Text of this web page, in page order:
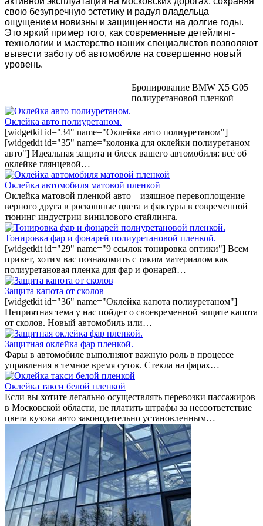
свою безупречную эстетику и радуя владельца
ощущением новизны и защищенности на долгие годы.
Это яркий пример того, как современные детейлинг-
технологии и мастерство наших специалистов позволяют
вывести заботу об автомобиле на совершенно новый
уровень.
Бронирование BMW X5 G05
полиуретановой пленкой
Оклейка авто полиуретаном.
[widgetkit id="34" name="Оклейка авто полиуретаном"]
[widgetkit id="35" name="колонка для оклейки полиуретаном
авто"] Идеальная защита и блеск вашего автомобиля: всё об
оклейке глянцевой…
Оклейка автомобиля матовой пленкой
Оклейка матовой пленкой авто – изящное перевоплощение
верного друга в роскошные цвета и фактуры в современной
тюнинг индустрии винилового стайлинга.
Тонировка фар и фонарей полиуретановой пленкой.
[widgetkit id="29" name="9 ссылок тонировка оптики"] Всем
привет, хотим вас познакомить с таким материалом как
полиуретановая пленка для фар и фонарей…
Защита капота от сколов
[widgetkit id="36" name="Оклейка капота полиуретаном"]
Неприятная тема у нас пойдет о своевременной защите капота
от сколов. Новый автомобиль или…
Защитная оклейка фар пленкой.
Фары в автомобиле выполняют важную роль в процессе
управления в темное время суток. Стекла на фарах…
Оклейка такси белой пленкой
Если вы хотите легально осуществлять перевозки пассажиров
в Московской области, не платить штрафы за несоответствие
цвета кузова авто законодательно установленным…